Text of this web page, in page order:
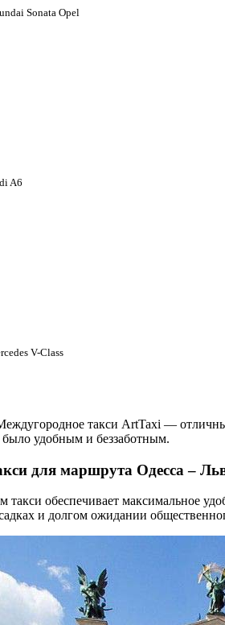
Sonata Opel
A6
V-Class
такси ArtTaxi —
удобным и беззаботным.
для маршрута Одесса –
обеспечивает максимальное
и долгом ожидании